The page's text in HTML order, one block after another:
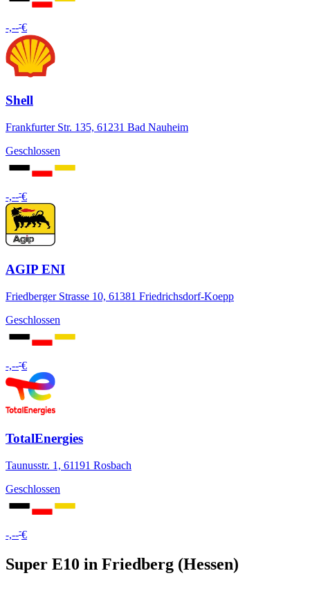
-,---€
Shell
Frankfurter Str. 135, 61231 Bad Nauheim
Geschlossen
-,---€
AGIP ENI
Friedberger Strasse 10, 61381 Friedrichsdorf-Koepp
Geschlossen
-,---€
TotalEnergies
Taunusstr. 1, 61191 Rosbach
Geschlossen
-,---€
Super E10 in Friedberg (Hessen)